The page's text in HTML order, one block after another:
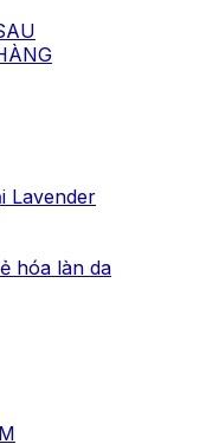
Lavender
hóa làn da